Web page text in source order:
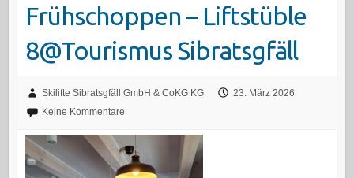
Frühschoppen – Liftstüble
8@Tourismus Sibratsgfäll
Skilifte Sibratsgfäll GmbH & CoKG KG
23. März 2026
Keine Kommentare